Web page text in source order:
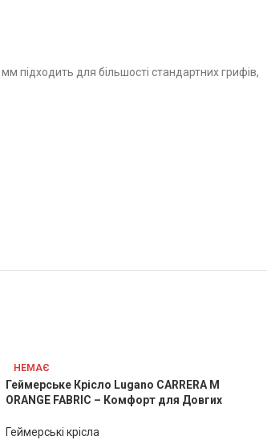
підходить для більшості стандартних грифів,
НЕМАЄ
Геймерське Крісло Lugano CARRERA M
ORANGE FABRIC – Комфорт для Довгих
Геймерські крісла